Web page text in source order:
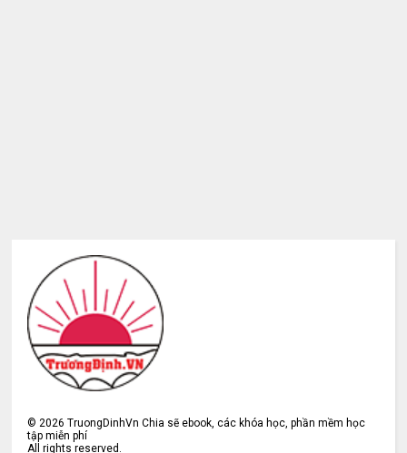
© 2026 TruongDinhVn Chia sẽ ebook, các khóa học, phần mềm học
tập miễn phí
All rights reserved.